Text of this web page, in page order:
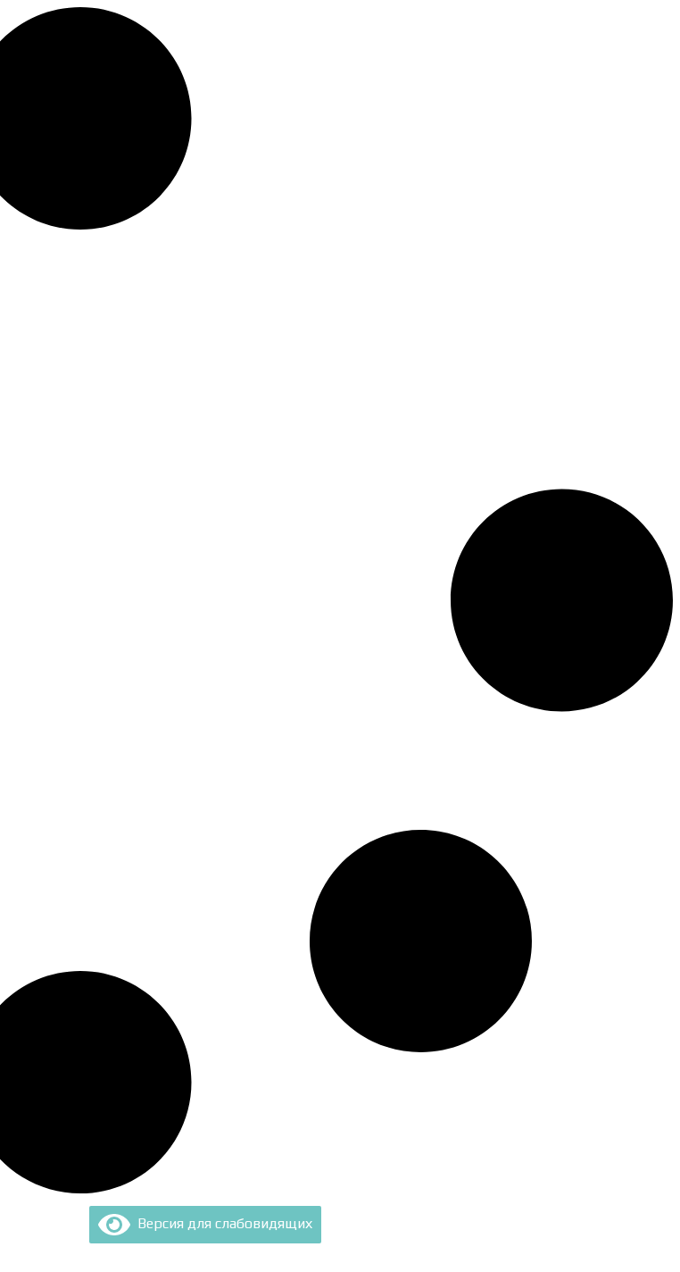
Версия для слабовидящих